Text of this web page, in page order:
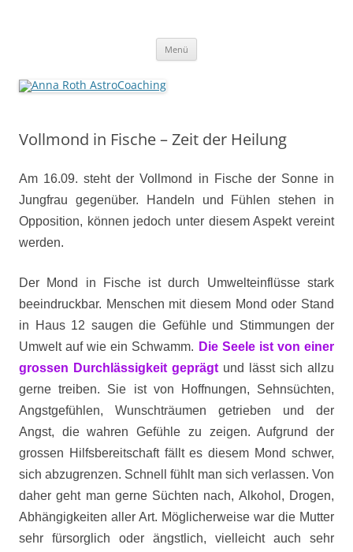
Menü
Vollmond in Fische – Zeit der Heilung
Am 16.09. steht der Vollmond in Fische der Sonne in
Jungfrau gegenüber. Handeln und Fühlen stehen in
Opposition, können jedoch unter diesem Aspekt vereint
werden.
Der Mond in Fische ist durch Umwelteinflüsse stark
beeindruckbar. Menschen mit diesem Mond oder Stand
in Haus 12 saugen die Gefühle und Stimmungen der
Umwelt auf wie ein Schwamm. Die Seele ist von einer
grossen Durchlässigkeit geprägt und lässt sich allzu
gerne treiben. Sie ist von Hoffnungen, Sehnsüchten,
Angstgefühlen, Wunschträumen getrieben und der
Angst, die wahren Gefühle zu zeigen. Aufgrund der
grossen Hilfsbereitschaft fällt es diesem Mond schwer,
sich abzugrenzen. Schnell fühlt man sich verlassen. Von
daher geht man gerne Süchten nach, Alkohol, Drogen,
Abhängigkeiten aller Art. Möglicherweise war die Mutter
sehr fürsorglich oder ängstlich, vielleicht auch sehr